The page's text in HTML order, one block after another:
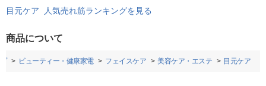
目元ケア 人気売れ筋ランキングを見る
商品について
ビューティー・健康家電 フェイスケア 美容ケア・エステ 目元ケア